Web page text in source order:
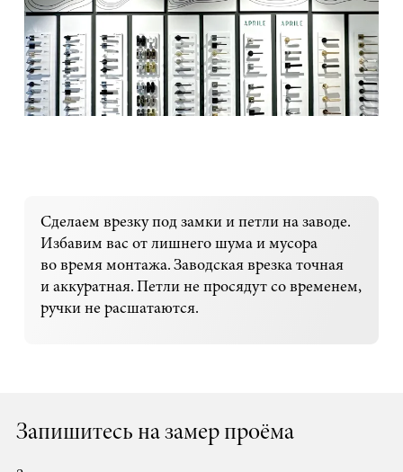
Сделаем врезку под замки и петли на заводе.
Избавим вас от лишнего шума и мусора
во время монтажа. Заводская врезка точная
и аккуратная. Петли не просядут со временем,
ручки не расшатаются.
Запишитесь на замер проёма